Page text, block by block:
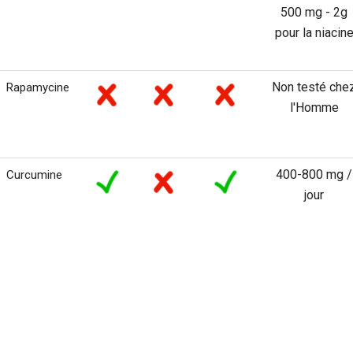
500 mg - 2g
pour la niacine
Rapamycine
Non testé
l'Homme
Curcumine
400-800 mg /
jour